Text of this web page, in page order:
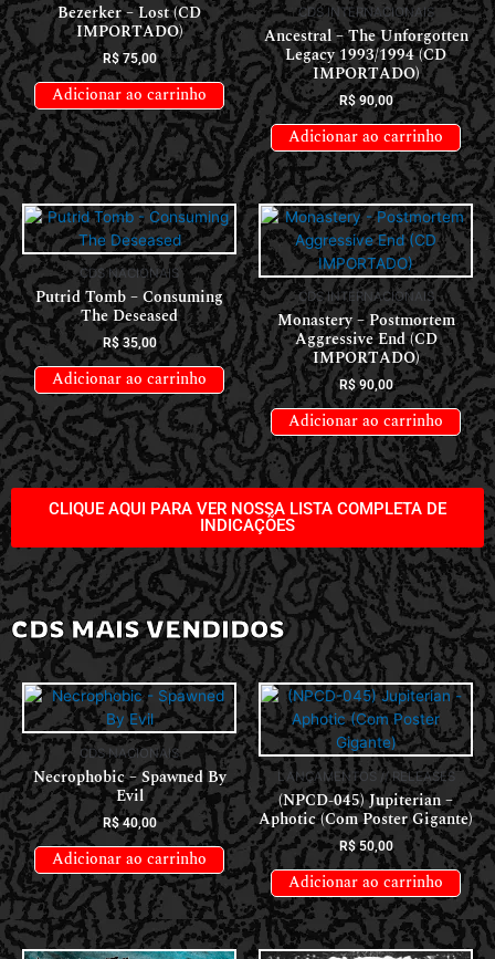
Bezerker – Lost (CD
IMPORTADO)
R$75,00
Adicionar ao carrinho
CDS INTERNACIONAIS
Ancestral – The Unforgotten
Legacy 1993/1994 (CD
IMPORTADO)
R$90,00
Adicionar ao carrinho
CDS NACIONAIS
Putrid Tomb – Consuming
The Deseased
R$35,00
Adicionar ao carrinho
CDS INTERNACIONAIS
Monastery – Postmortem
Aggressive End (CD
IMPORTADO)
R$90,00
Adicionar ao carrinho
CLIQUE AQUI PARA VER NOSSA LISTA COMPLETA DE
INDICAÇÕES
CDS MAIS VENDIDOS
CDS NACIONAIS
Necrophobic – Spawned By
Evil
R$40,00
Adicionar ao carrinho
LANÇAMENTOS // RELEASES
(NPCD-045) Jupiterian –
Aphotic (Com Poster Gigante)
R$50,00
Adicionar ao carrinho